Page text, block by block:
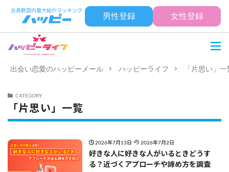
男性登録 女性登録
出会い恋愛のハッピーメール ハッピーライフ 「片思い」一
CATEGORY
「片思い」一覧
2026年7月13日 2026年7月2日
好きな人に好きな人がいるときどうす
る？近づくアプローチや諦め方を調査